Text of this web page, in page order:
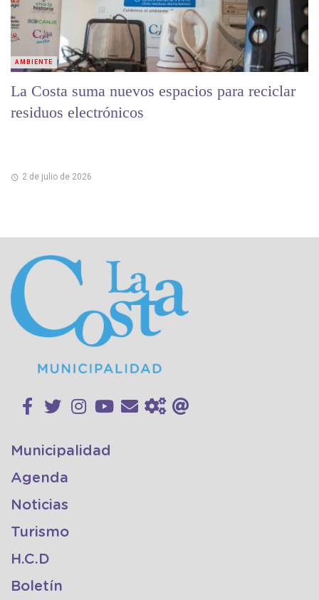
La Costa suma nuevos espacios para reciclar
residuos electrónicos
2 de julio de 2026
AMBIENTE
Municipalidad
Agenda
Noticias
Turismo
H.C.D
Boletín